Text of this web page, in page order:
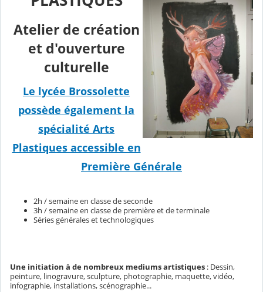
Atelier de création
et d'ouverture
culturelle
Le lycée Brossolette
possède également la
spécialité Arts
Plastiques accessible en
Première Générale
2h / semaine en classe de seconde
3h / semaine en classe de première et de terminale
Séries générales et technologiques
Une initiation à de nombreux mediums artistiques : Dessin,
peinture, linogravure, sculpture, photographie, maquette, vidéo,
infographie, installations, scénographie...